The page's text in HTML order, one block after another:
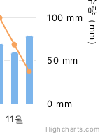
강수량（mm）
11월
0 mm
50 mm
100 mm
Highcharts.com